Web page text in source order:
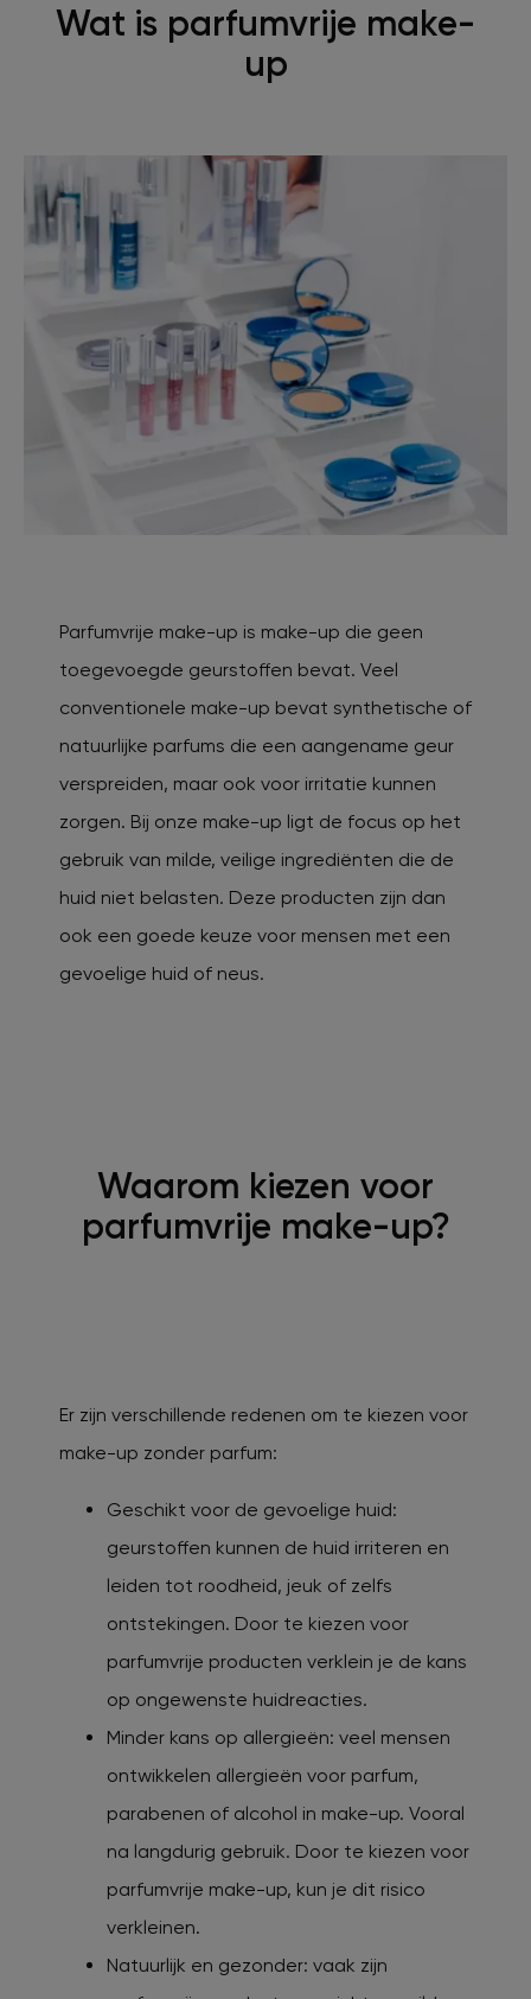
Wat is parfumvrije make-
up
Parfumvrije make-up is make-up die geen
toegevoegde geurstoffen bevat. Veel
conventionele make-up bevat synthetische of
natuurlijke parfums die een aangename geur
verspreiden, maar ook voor irritatie kunnen
zorgen. Bij onze make-up ligt de focus op het
gebruik van milde, veilige ingrediënten die de
huid niet belasten. Deze producten zijn dan
ook een goede keuze voor mensen met een
gevoelige huid of neus.
Waarom kiezen voor
parfumvrije make-up?
Er zijn verschillende redenen om te kiezen voor
make-up zonder parfum:
Geschikt voor de gevoelige huid:
geurstoffen kunnen de huid irriteren en
leiden tot roodheid, jeuk of zelfs
ontstekingen. Door te kiezen voor
parfumvrije producten verklein je de kans
op ongewenste huidreacties.
Minder kans op allergieën: veel mensen
ontwikkelen allergieën voor parfum,
parabenen of alcohol in make-up. Vooral
na langdurig gebruik. Door te kiezen voor
parfumvrije make-up, kun je dit risico
verkleinen.
Natuurlijk en gezonder: vaak zijn